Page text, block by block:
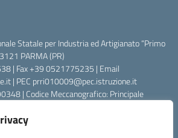
Statale per Industria ed Artigianato “Primo
PARMA (PR)
| Fax +39 0521775235 | Email
| PEC prri010009@pec.istruzione.it
| Codice Meccanografico: Principale
UFW76E | Codice Ente Tesoreria: